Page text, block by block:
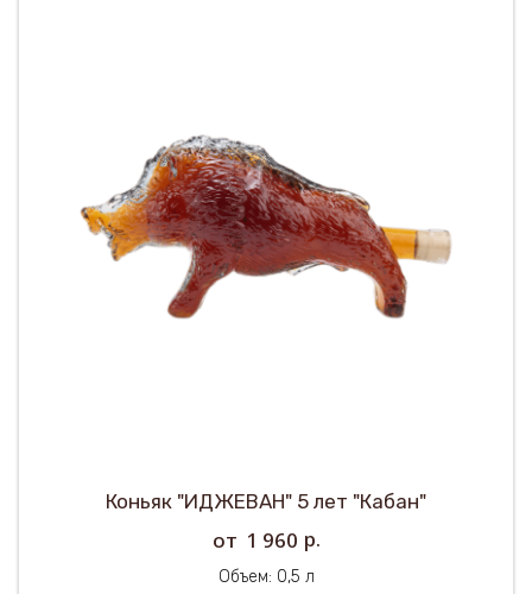
Коньяк "ИДЖЕВАН" 5 лет "Кабан"
1 960 р.
Объем: 0,5 л